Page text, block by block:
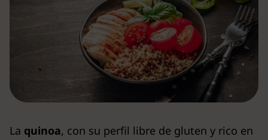
La quinoa, con su perfil libre de gluten y rico en